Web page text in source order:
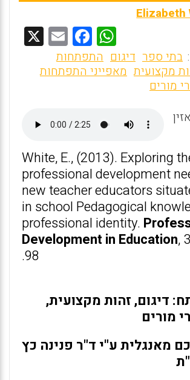
Elizabeth
W
h
at
A
p
p
F
a
ce
o
o
k
E
m
ai
בתי ספר דיגום התפתחות
מקצועית מאפייני התפתחות
מורים
White, E., (2013). Exploring
professional development
new teacher educators
in school Pedagogical
professional identity.
Development in Education,
98.
דיגום, זהות מקצועית,
מורים
מאנגלית ע"י ד"ר פנינה כץ